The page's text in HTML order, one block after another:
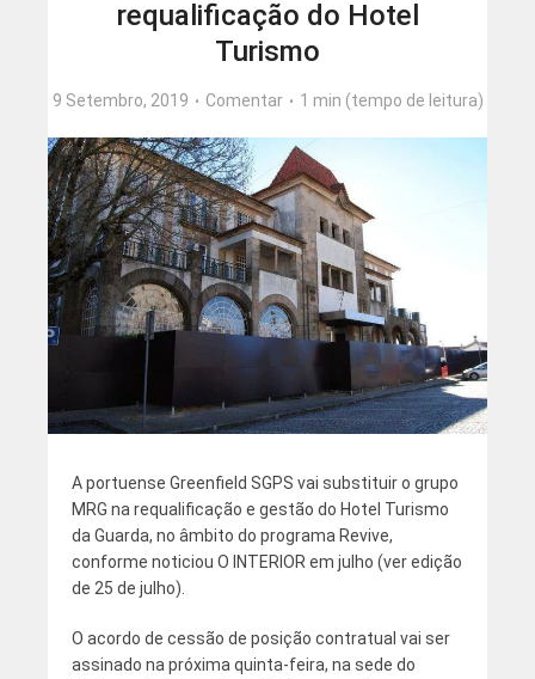
requalificação do Hotel
Turismo
9 Setembro, 2019 Comentar 1 min (tempo de leitura)
A portuense Greenfield SGPS vai substituir o grupo
MRG na requalificação e gestão do Hotel Turismo
da Guarda, no âmbito do programa Revive,
conforme noticiou O INTERIOR em julho (ver edição
de 25 de julho).
O acordo de cessão de posição contratual vai ser
assinado na próxima quinta-feira, na sede do